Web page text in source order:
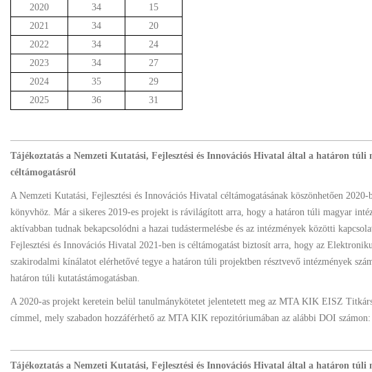
2020
34
15
2021
34
20
2022
34
24
2023
34
27
2024
35
29
2025
36 31
Tájékoztatás a Nemzeti Kutatási, Fejlesztési és Innovációs Hivatal által a határon túli
céltámogatásról
A Nemzeti Kutatási, Fejlesztési és Innovációs Hivatal céltámogatásának köszönhetően
könyvhöz. Már a sikeres 2019-es projekt is rávilágított arra, hogy a határon túli magyar
aktívabban tudnak bekapcsolódni a hazai tudástermelésbe és az intézmények közötti
Fejlesztési és Innovációs Hivatal 2021-ben is céltámogatást biztosít arra, hogy az
szakirodalmi kínálatot elérhetővé tegye a határon túli projektben résztvevő intézmények
határon túli kutatástámogatásban.
A 2020-as projekt keretein belül tanulmánykötetet jelentetett meg az MTA KIK EISZ
címmel, mely szabadon hozzáférhető az MTA KIK repozitóriumában az alábbi DOI számon:
Tájékoztatás a Nemzeti Kutatási, Fejlesztési és Innovációs Hivatal által a határon túli